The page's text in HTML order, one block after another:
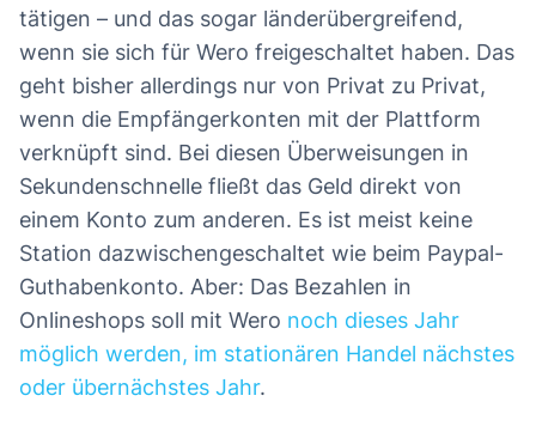
tätigen – und das sogar länderübergreifend,
wenn sie sich für Wero freigeschaltet haben. Das
geht bisher allerdings nur von Privat zu Privat,
wenn die Empfängerkonten mit der Plattform
verknüpft sind. Bei diesen Überweisungen in
Sekundenschnelle fließt das Geld direkt von
einem Konto zum anderen. Es ist meist keine
Station dazwischengeschaltet wie beim Paypal-
Guthabenkonto. Aber: Das Bezahlen in
Onlineshops soll mit Wero noch dieses Jahr
möglich werden, im stationären Handel nächstes
oder übernächstes Jahr.